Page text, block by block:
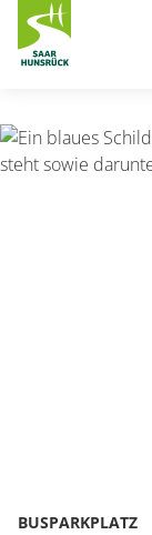
BUSPARKPLATZ